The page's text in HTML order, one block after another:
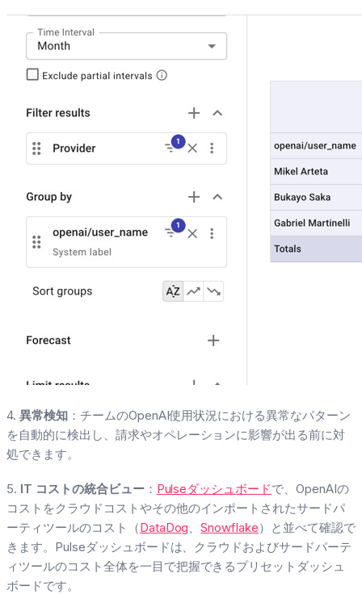
4. 異常検知：チームのOpenAI使用状況における異常なパターン
を自動的に検出し、請求やオペレーションに影響が出る前に対
処できます。
5. IT コストの統合ビュー： Pulseダッシュボードで、OpenAIの
コストをクラウドコストやその他のインポートされたサードパ
ーティツールのコスト（DataDog、Snowflake）と並べて確認で
きます。Pulseダッシュボードは、クラウドおよびサードパーテ
ィツールのコスト全体を一目で把握できるプリセットダッシュ
ボードです。